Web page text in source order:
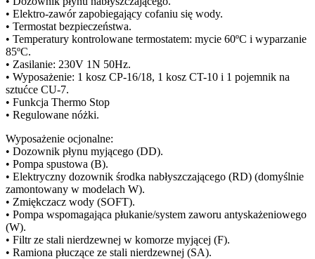
• Elektro-zawór zapobiegający cofaniu się wody.
• Termostat bezpieczeństwa.
• Temperatury kontrolowane termostatem: mycie 60ºC i wyparzanie
85ºC.
• Zasilanie: 230V 1N 50Hz.
• Wyposażenie: 1 kosz CP-16/18, 1 kosz CT-10 i 1 pojemnik na
sztućce CU-7.
• Funkcja Thermo Stop
• Regulowane nóżki.
Wyposażenie ocjonalne:
• Dozownik płynu myjącego (DD).
• Pompa spustowa (B).
• Elektryczny dozownik środka nabłyszczającego (RD) (domyślnie
zamontowany w modelach W).
• Zmiękczacz wody (SOFT).
• Pompa wspomagająca płukanie/system zaworu antyskażeniowego
(W).
• Filtr ze stali nierdzewnej w komorze myjącej (F).
• Ramiona płuczące ze stali nierdzewnej (SA).